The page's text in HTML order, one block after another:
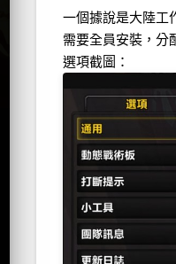
一個據說是大陸工
需要全員安裝，分
選項截圖：